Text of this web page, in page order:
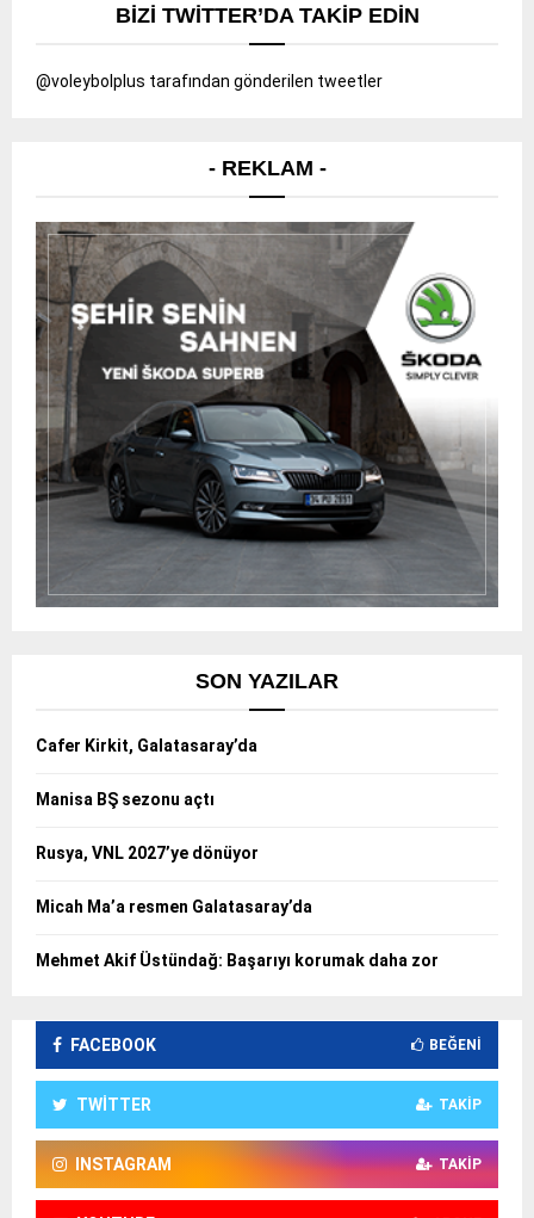
BIZI TWITTER’DA TAKIP EDIN
@voleybolplus tarafından gönderilen tweetler
- REKLAM -
SON YAZILAR
Cafer Kirkit, Galatasaray’da
Manisa BŞ sezonu açtı
Rusya, VNL 2027’ye dönüyor
Micah Ma’a resmen Galatasaray’da
Mehmet Akif Üstündağ: Başarıyı korumak daha zor
FACEBOOK BEĞENI
TWITTER TAKIP
INSTAGRAM TAKIP